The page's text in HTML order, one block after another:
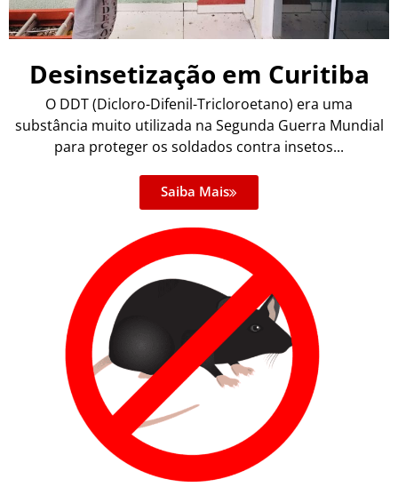
Desinsetização em Curitiba
O DDT (Dicloro-Difenil-Tricloroetano) era uma
substância muito utilizada na Segunda Guerra Mundial
para proteger os soldados contra insetos...
Saiba Mais